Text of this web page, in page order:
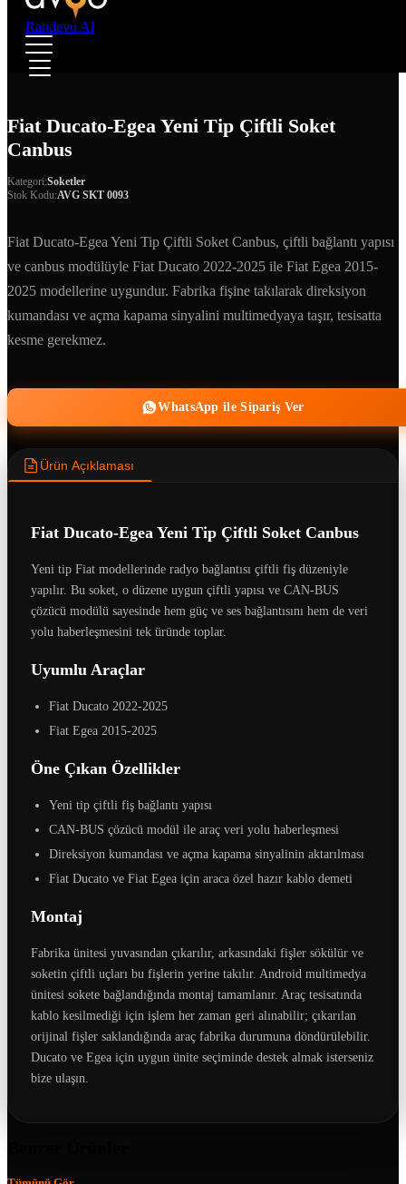
Randevu Al
Fiat Ducato-Egea Yeni Tip Çiftli Soket
Canbus
Kategori:Soketler
Stok Kodu:AVG SKT 0093
Fiat Ducato-Egea Yeni Tip Çiftli Soket Canbus, çiftli bağlantı yapısı
ve canbus modülüyle Fiat Ducato 2022-2025 ile Fiat Egea 2015-
2025 modellerine uygundur. Fabrika fişine takılarak direksiyon
kumandası ve açma kapama sinyalini multimedyaya taşır, tesisatta
kesme gerekmez.
WhatsApp ile Sipariş Ver
Ürün Açıklaması
Fiat Ducato-Egea Yeni Tip Çiftli Soket Canbus
Yeni tip Fiat modellerinde radyo bağlantısı çiftli fiş düzeniyle
yapılır. Bu soket, o düzene uygun çiftli yapısı ve CAN-BUS
çözücü modülü sayesinde hem güç ve ses bağlantısını hem de veri
yolu haberleşmesini tek üründe toplar.
Uyumlu Araçlar
Fiat Ducato 2022-2025
Fiat Egea 2015-2025
Öne Çıkan Özellikler
Yeni tip çiftli fiş bağlantı yapısı
CAN-BUS çözücü modül ile araç veri yolu haberleşmesi
Direksiyon kumandası ve açma kapama sinyalinin aktarılması
Fiat Ducato ve Fiat Egea için araca özel hazır kablo demeti
Montaj
Fabrika ünitesi yuvasından çıkarılır, arkasındaki fişler sökülür ve
soketin çiftli uçları bu fişlerin yerine takılır. Android multimedya
ünitesi sokete bağlandığında montaj tamamlanır. Araç tesisatında
kablo kesilmediği için işlem her zaman geri alınabilir; çıkarılan
orijinal fişler saklandığında araç fabrika durumuna döndürülebilir.
Ducato ve Egea için uygun ünite seçiminde destek almak isterseniz
bize ulaşın.